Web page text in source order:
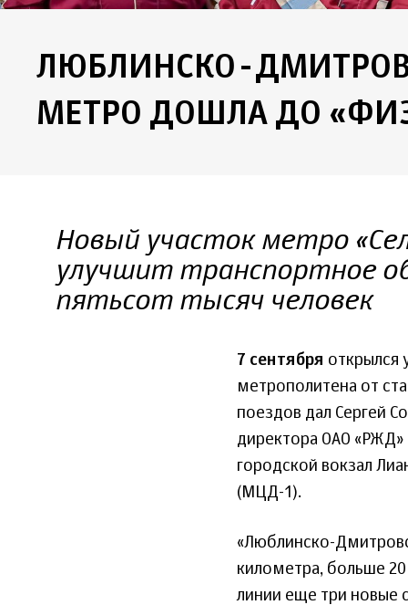
ЛЮБЛИНСКО-
МЕТРО ДОШЛА ДО
Новый участок метро
улучшит транспортное
пятьсот тысяч человек
7 сентября открылся
метрополитена от
поездов дал Сергей
директора ОАО «РЖД»
городской вокзал
(МЦД-1).
«Люблинско-
километра, больше
линии еще три новые